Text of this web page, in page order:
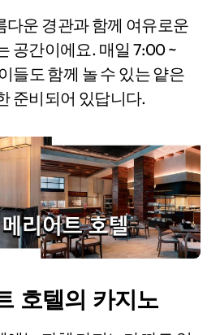
다운 경관과 함께 여유로운
공간이에요. 매일 7:00 ~
들도 함께 놀 수 있는 얕은
준비되어 있답니다.
호텔의 카지노